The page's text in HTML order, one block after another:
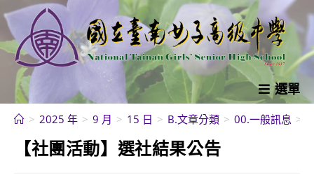
跳
轉
至
內
選單
> 2025 年 > 9 月 > 15 日 > B.文章分類 > 00.一般訊息 >
【社團活動】選社結果公告